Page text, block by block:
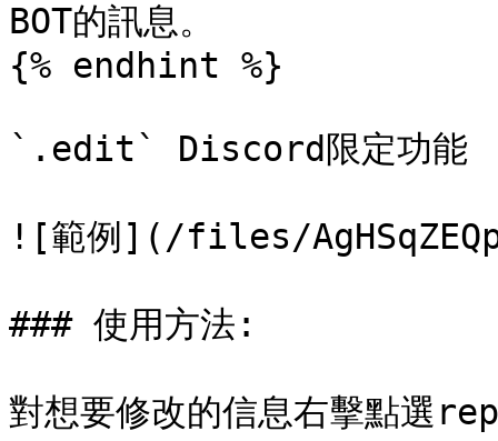
BOT的訊息。
{% endhint %}
`.edit` Discord限定功能
![範例](/files/
### 使用方法:
對想要修改的信息右擊點選